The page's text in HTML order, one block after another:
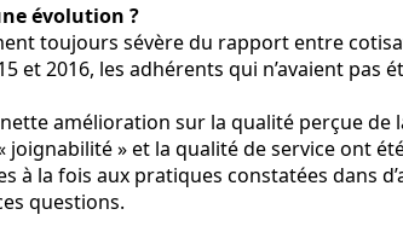
évolution ?
toujours sévère du rapport entre
et 2016, les adhérents qui n’avaient
amélioration sur la qualité perçue
» et la qualité de service ont
à la fois aux pratiques constatées dans
questions.